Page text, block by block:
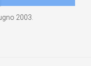
2003.